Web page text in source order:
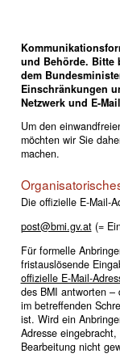
und Behörde. Bitte
dem
Einschränkungen
Netzwerk und E-
Um den
möchten wir Sie
machen.
Die offizielle E-Mail-
post@bmi.gv.at(=
Für formelle
fristauslösende
offizielle E-Mail-
des BMI antworten –
im betreffenden
ist. Wird ein
Adresse
Bearbeitung nicht